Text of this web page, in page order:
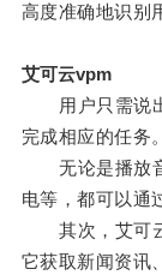
高度准确地识别
艾可云vpm
用户只需说出
完成相应的任务。
无论是播放音
电等，都可以通
其次，艾可云
它获取新闻资讯